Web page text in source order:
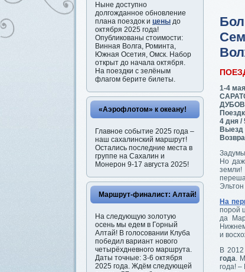
Ныне доступно
долгожданное обновление
плана поездок и цены до
октября 2025 года!
Опубликованы стоимости:
Винная Волга, Роминта,
Южная Осетия, Омск. Набор
открыт до начала октября.
На поездки с зелёным
флагом берите билеты.
«Аэрофлотом» к океану!
Главное событие 2025 года –
наш сахалинский маршрут!
Остались последние места в
группе на Сахалин и
Монерон 9-17 августа 2025!
Маршрут-финалист: Алтай!
На следующую золотую
осень мы едем в Горный
Алтай! В голосовании Клуба
победил вариант нового
четырёхдневного маршрута.
Даты точные: 3-6 октября
2025 года. Ждём следующей
1-4 мая
4 дня /
Выезд
Но
Эльтон
На
порой
да
и
В
года.
года!